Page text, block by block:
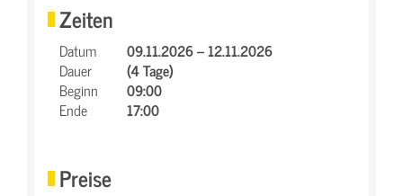
Zeiten
Datum
09.11.2026 – 12.11.2026
Dauer
(4 Tage)
Beginn
09:00
Ende
17:00
Preise